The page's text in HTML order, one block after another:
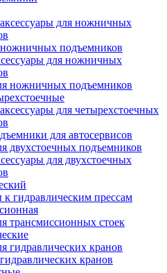
для ножничных
подъемников
для ножничных
ножничных подъемников
для четырехстоечных
для автосервисов
двухстоечных подъемников
для двухстоечных
к гидравлическим прессам
трансмиссионных стоек
гидравлических кранов
кранов